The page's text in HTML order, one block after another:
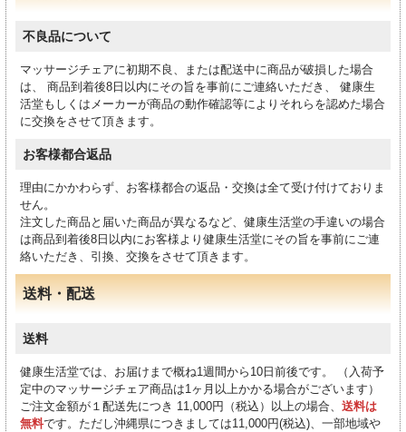
不良品について
マッサージチェアに初期不良、または配送中に商品が破損した場合
は、 商品到着後8日以内にその旨を事前にご連絡いただき、 健康生
活堂もしくはメーカーが商品の動作確認等によりそれらを認めた場合
に交換をさせて頂きます。
お客様都合返品
理由にかかわらず、お客様都合の返品・交換は全て受け付けておりま
せん。
注文した商品と届いた商品が異なるなど、健康生活堂の手違いの場合
は商品到着後8日以内にお客様より健康生活堂にその旨を事前にご連
絡いただき、引換、交換をさせて頂きます。
送料・配送
送料
健康生活堂では、お届けまで概ね1週間から10日前後です。 （入荷予
定中のマッサージチェア商品は1ヶ月以上かかる場合がございます）
ご注文金額が１配送先につき 11,000円（税込）以上の場合、 送料は
無料です。ただし沖縄県につきましては11,000円(税込)、一部地域や